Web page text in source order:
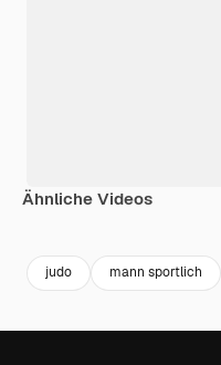
Ähnliche Videos
judo mann sportlich